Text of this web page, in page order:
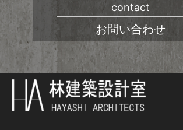
contact
お問い合わせ